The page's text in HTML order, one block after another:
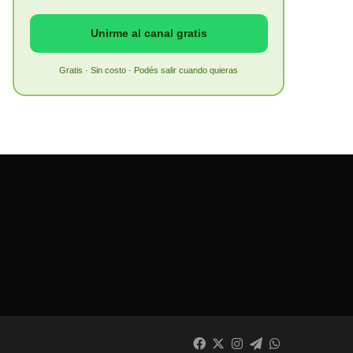
Unirme al canal gratis
Gratis · Sin costo · Podés salir cuando quieras
Facebook
X Instagram
Telegram